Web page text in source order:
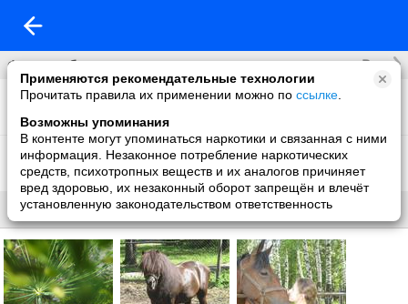
Применяются рекомендательные технологии
Прочитать правила их применении можно по ссылке
Возможны упоминания
В контенте могут упоминаться наркотики и связанная с ними
информация. Незаконное потребление наркотических
средств, психотропных веществ и их аналогов причиняет
вред здоровью, их незаконный оборот запрещён и влечёт
установленную законодательством ответственность
Фотоальбомы Все
Лошади и природа
Фон на обложку
1 фото
Без названия